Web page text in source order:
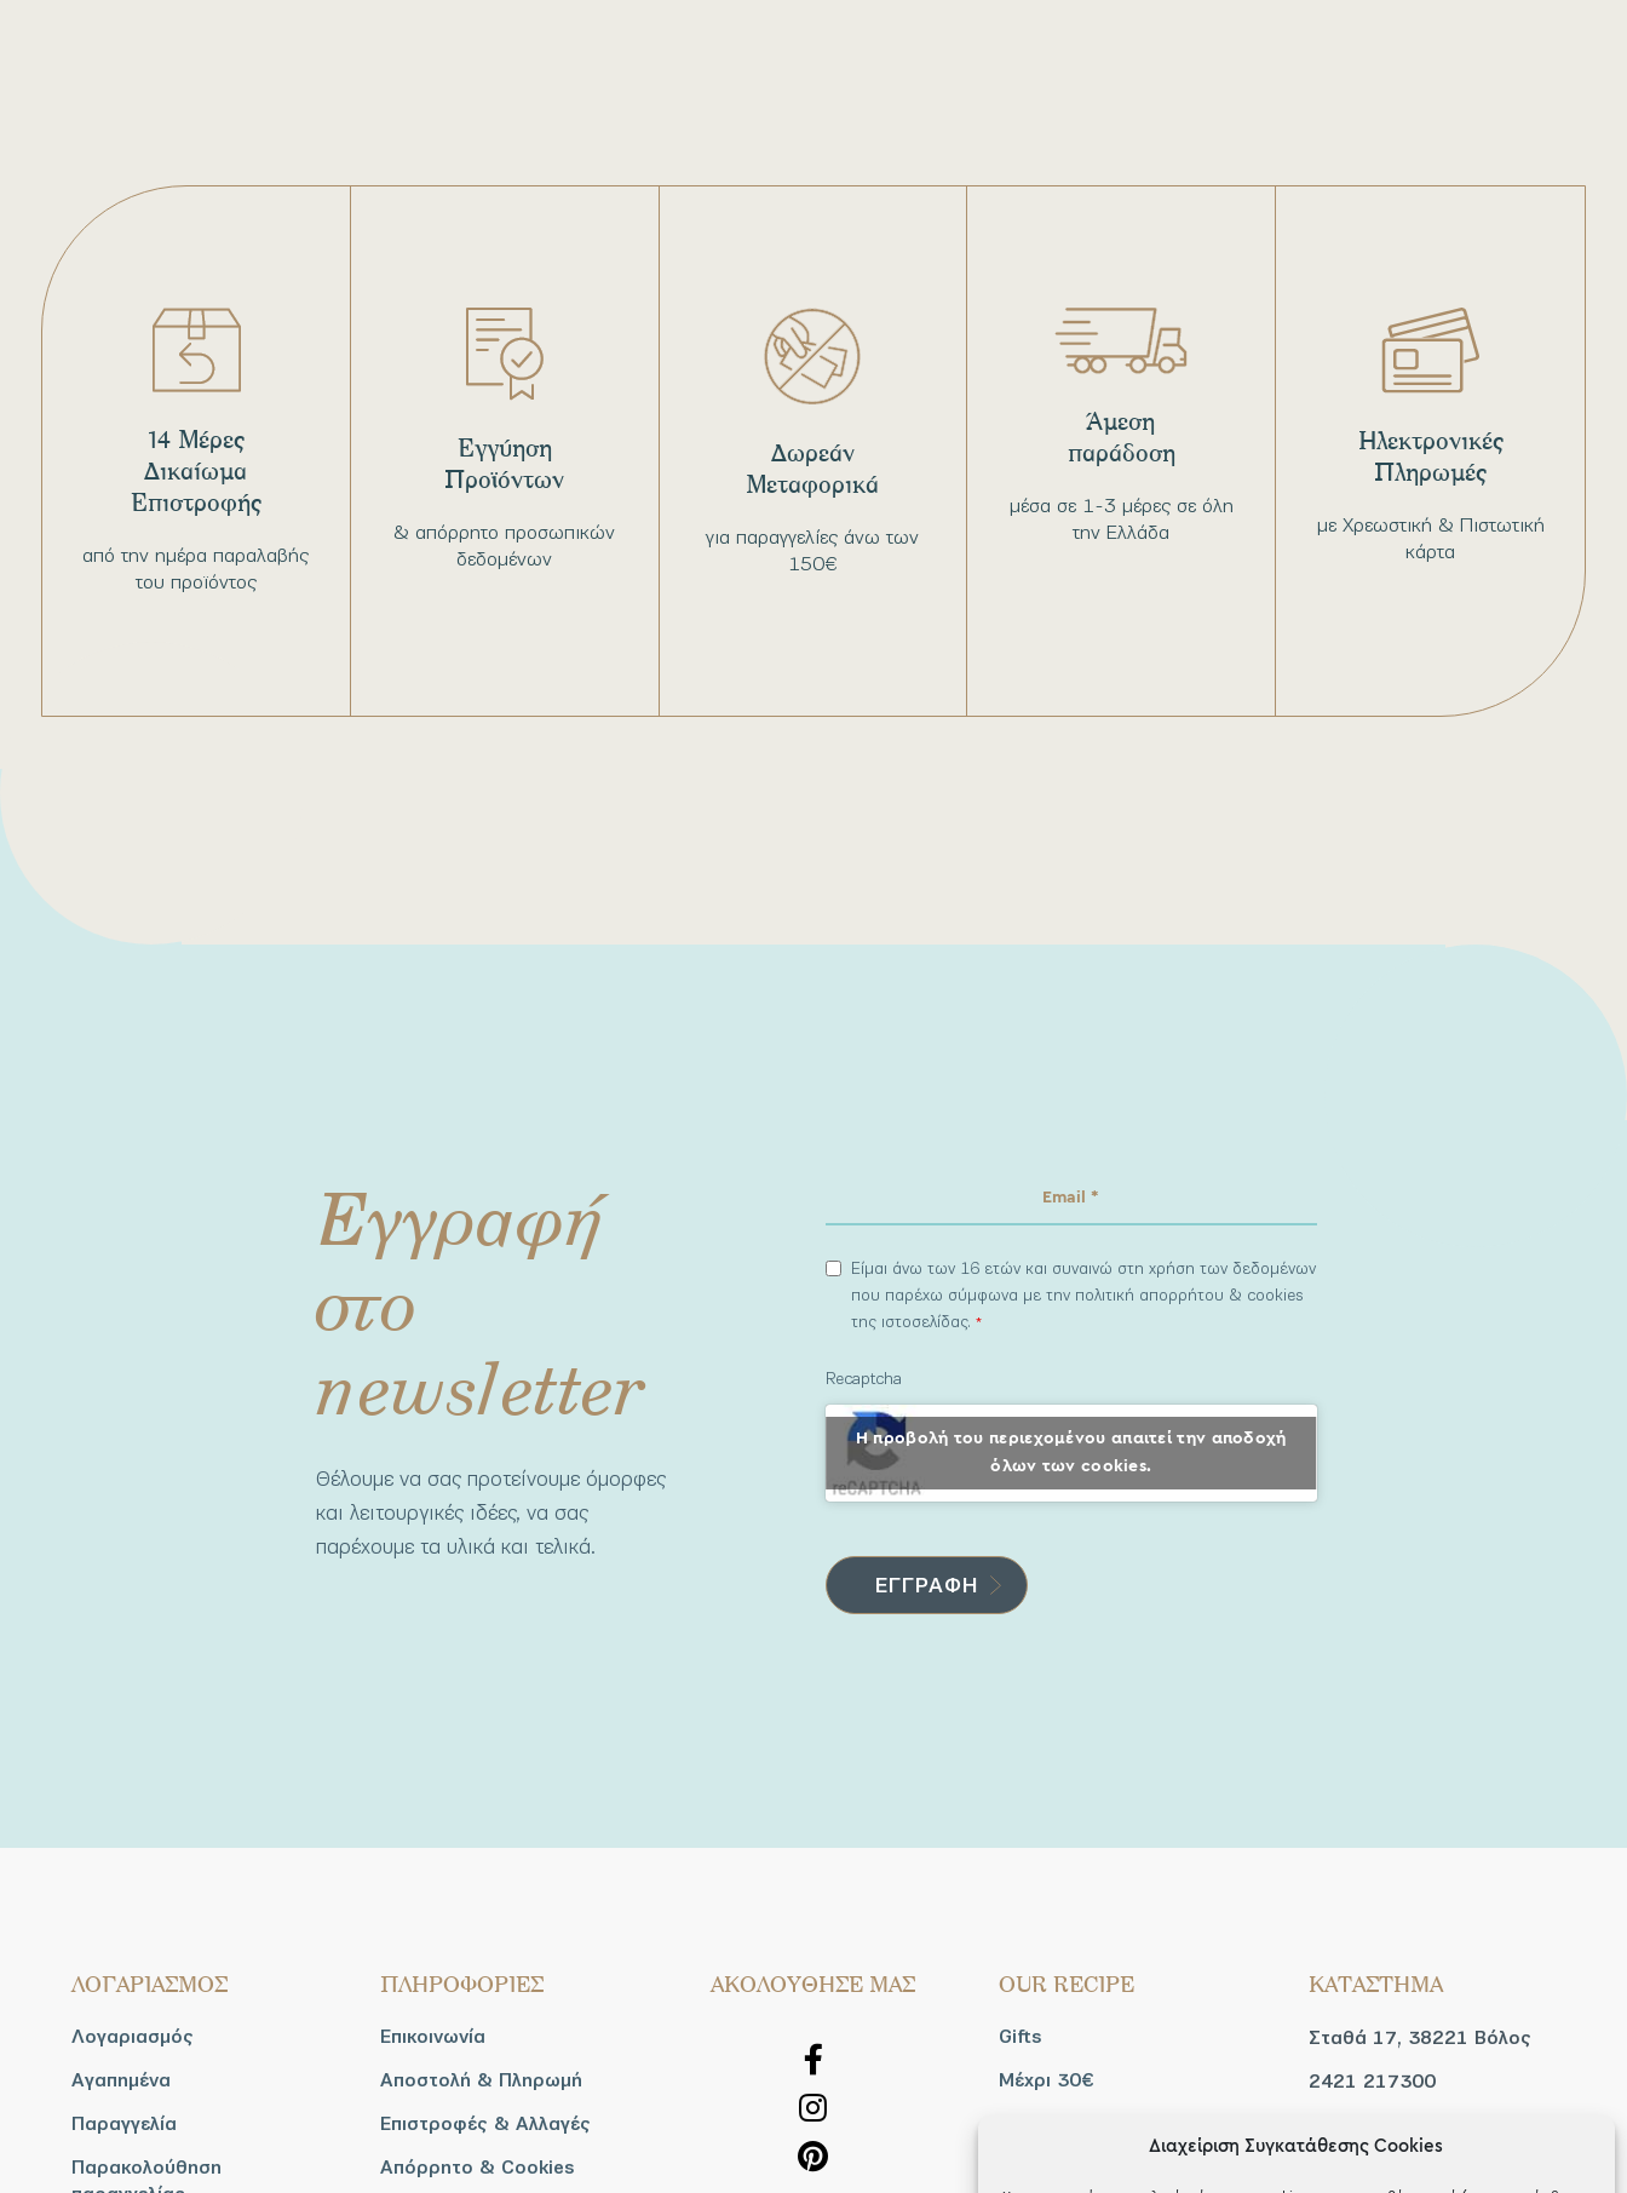
Διαχείριση Συγκατάθεσης Cookies
από την ημέρα παραλαβής
του προϊόντος
14 Μέρες
Δικαίωμα
Επιστροφής
& απόρρητο προσωπικών
δεδομένων
Εγγύηση
Προϊόντων
για παραγγελίες άνω των
150€
Δωρεάν
Μεταφορικά
μέσα σε 1-3 μέρες σε όλη
την Ελλάδα
Άμεση
παράδοση
με Χρεωστική & Πιστωτική
κάρτα
Ηλεκτρονικές
Πληρωμές
Εγγραφή
στο
newsletter
Θέλουμε να σας προτείνουμε όμορφες
και λειτουργικές ιδέες, να σας
παρέχουμε τα υλικά και τελικά.
Είμαι άνω των 16 ετών και συναινώ στη χρήση των δεδομένων
που παρέχω σύμφωνα με την πολιτική απορρήτου & cookies
της ιστοσελίδας.*
Recaptcha
Η προβολή του περιεχομένου απαιτεί την αποδοχή
όλων των cookies.
ΛΟΓΑΡΙΑΣΜΟΣ
Λογαριασμός
Αγαπημένα
Παραγγελία
Παρακολούθηση
ΠΛΗΡΟΦΟΡΙΕΣ
Επικοινωνία
Αποστολή & Πληρωμή
Επιστροφές & Αλλαγές
Απόρρητο & Cookies
AΚΟΛΟΥΘΗΣΕ ΜΑΣ OUR RECIPE
Gifts
Μέχρι 30€
ΚΑΤΑΣΤΗΜΑ
Σταθά 17, 38221 Βόλος
2421 217300